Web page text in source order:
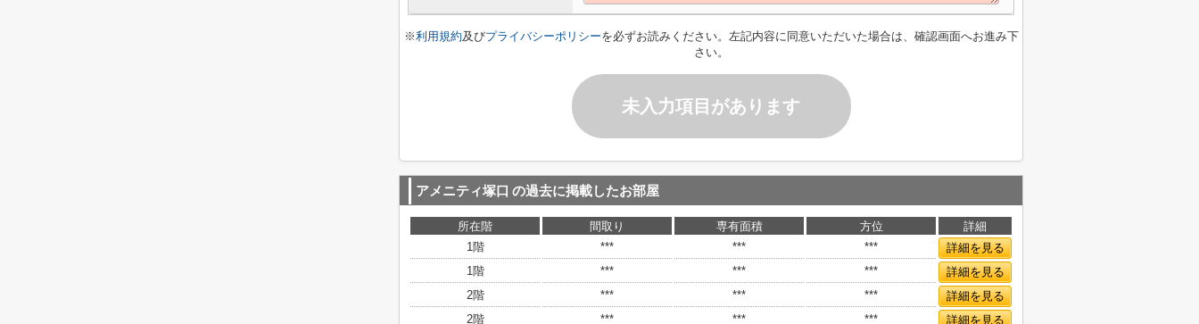
※利用規約及びプライバシーポリシーを必ずお読みください。左記内容に同意いただいた場合は、確認画面へお進み下
さい。
未入力項目があります
アメニティ塚口 の過去に掲載したお部屋
所在階 間取り 専有面積 方位
詳細
1階
*** *** ***
詳細を見る
1階
*** *** ***
詳細を見る
2階
*** *** ***
詳細を見る
2階
*** *** ***
詳細を見る